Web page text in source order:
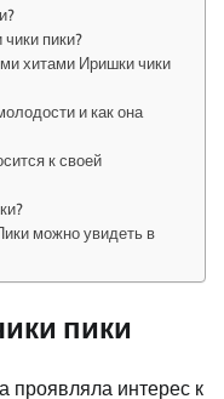
пики?
хитами Иришки чики
и как она
к своей
можно увидеть в
пики
проявляла интерес к